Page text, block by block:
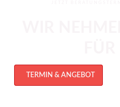
TERMIN & ANGEBOT